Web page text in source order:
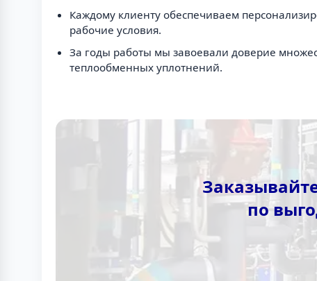
Каждому клиенту обеспечиваем
рабочие условия.
За годы работы мы завоевали доверие
теплообменных уплотнений.
по